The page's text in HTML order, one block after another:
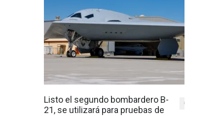
Listo el segundo bombardero B-
21, se utilizará para pruebas de
0